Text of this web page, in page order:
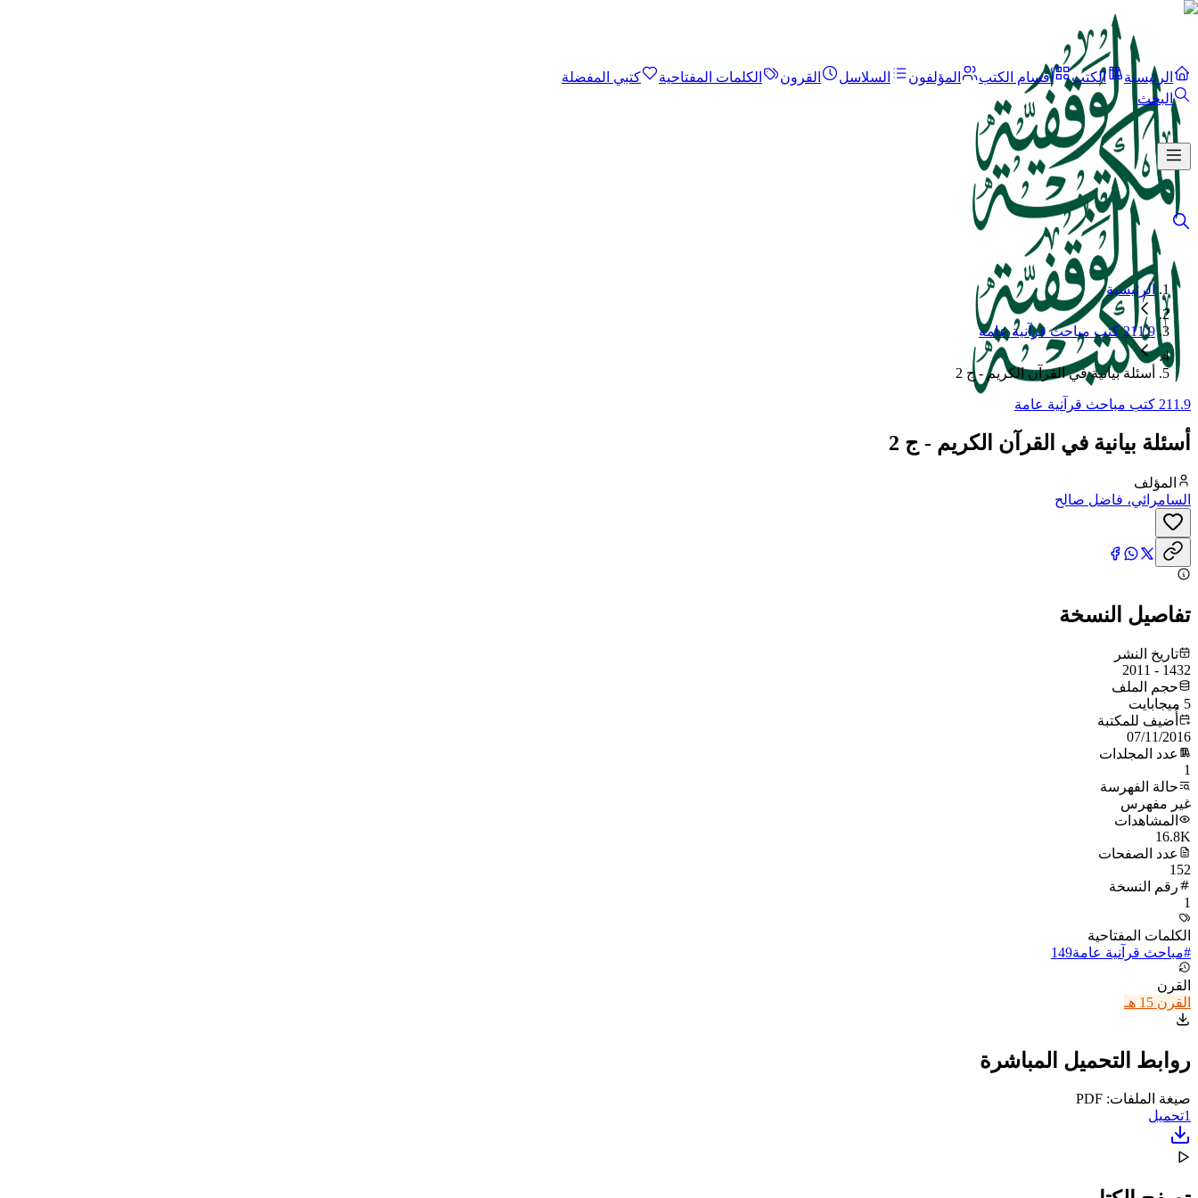
الرئيسية الكتب أقسام الكتب المؤلفون السلاسل القرون الكلمات المفتاحية
كتبي المفضلة
البحث
الرئيسية
211.9 كتب مباحث قرآنية عامة
أسئلة بيانية في القرآن الكريم - ج 2
211.9 كتب مباحث قرآنية عامة
أسئلة بيانية في القرآن الكريم - ج 2
المؤلف
السامرائي، فاضل صالح
تفاصيل النسخة
تاريخ النشر
1432 - 2011
حجم الملف
5 ميجابايت
أُضيف للمكتبة
07/11/2016
عدد المجلدات
1
حالة الفهرسة
غير مفهرس
المشاهدات
16.8K
عدد الصفحات
152
رقم النسخة
1
الكلمات المفتاحية
#مباحث قرآنية عامة149
القرن
القرن 15 هـ
روابط التحميل المباشرة
صيغة الملفات: PDF
1تحميل